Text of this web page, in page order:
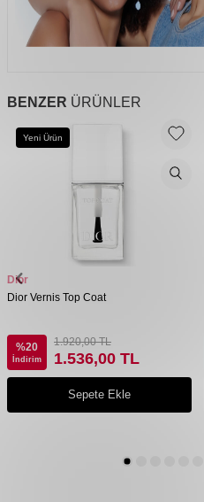
BENZER ÜRÜNLER
Yeni Ürün
Dior
Dior Vernis Top Coat
%20
İndirim
1.920,00TL
1.536,00 TL
Sepete Ekle